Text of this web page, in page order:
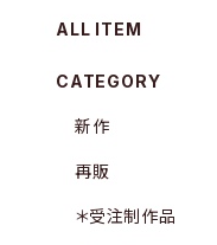
ALL ITEM
CATEGORY
新作
再販
＊受注制作品